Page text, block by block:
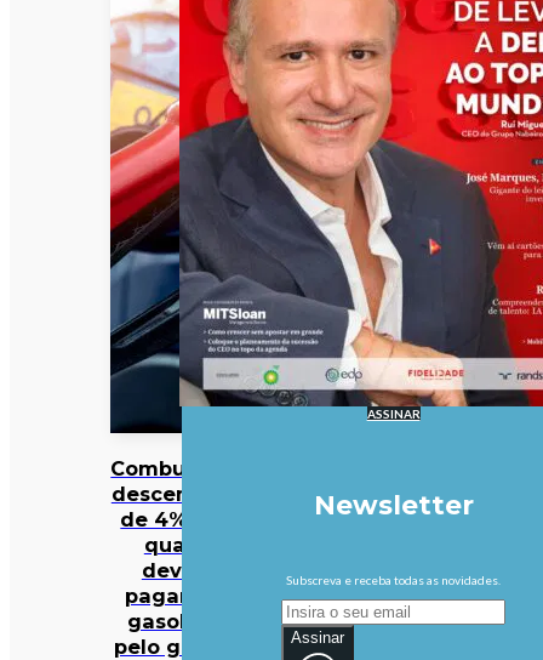
Combustíveis
descem mais
de 4%. Veja
quanto
deveria
pagar pela
gasolina e
pelo gasóleo
ASSINAR
Newsletter
Subscreva e receba todas as novidades.
Assinar